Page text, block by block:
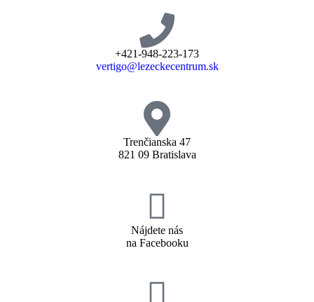
+421-948-223-173
vertigo@lezeckecentrum.sk
Trenčianska 47
821 09 Bratislava
Nájdete nás
na Facebooku